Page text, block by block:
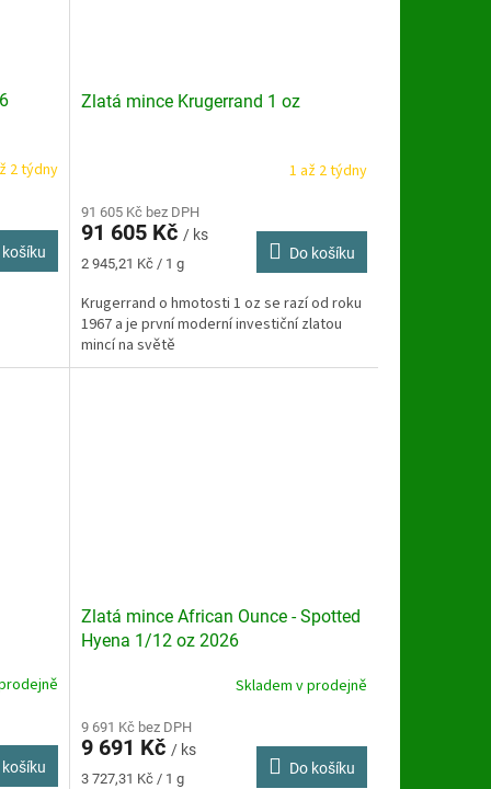
2 týdny
košíku
Zlatá mince Krugerrand 1 oz
1 až 2 týdny
91 605 Kč bez DPH
91 605 Kč / ks
Měrná
2 945,21 Kč / 1 g
Do košíku
Krugerrand o hmotosti 1 oz se razí od roku
1967 a je první moderní investiční zlatou
mincí na světě
košíku
Zlatá mince African Ounce - Spotted
Hyena 1/12 oz 2026
Skladem v prodejně
9 691 Kč bez DPH
9 691 Kč / ks
Měrná
3 727,31 Kč / 1 g
Do košíku